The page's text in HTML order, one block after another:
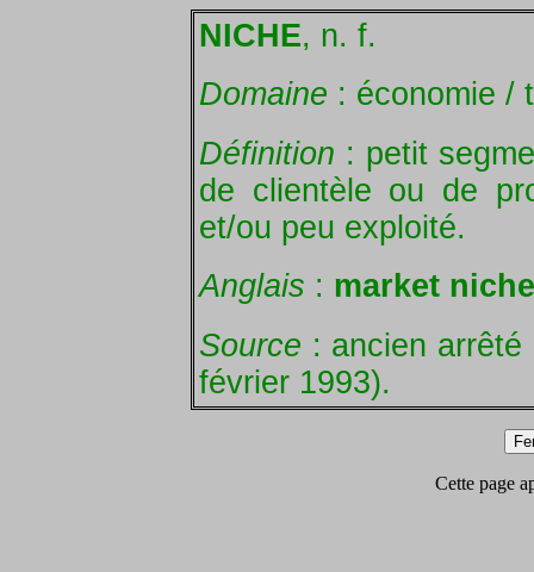
NICHE, n. f.
Domaine : économie /
Définition : petit
de clientèle ou de
et/ou peu exploité.
Anglais : market niche
Source : ancien
février 1993).
Cette page